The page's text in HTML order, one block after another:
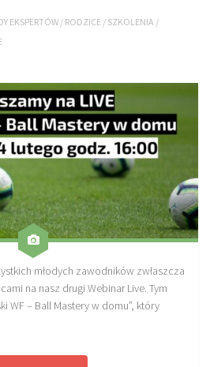
PRO TRAINING
PRO TRAINING
TRAINING
konspekty, notatki
kontuzjom
EKSPERTÓW/ RODZICE / SZKOLENIA /
młodych zawodników zwłaszcza
na nasz drugi Webinar Live. Tym
WF – Ball Mastery w domu”, który